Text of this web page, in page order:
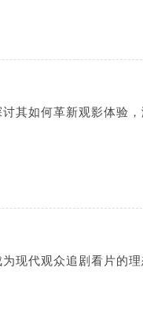
其如何革新观影体验，
现代观众追剧看片的理